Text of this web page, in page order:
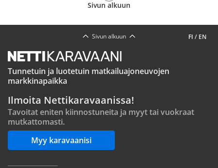
Sivun alkuun
FI / EN
Sivun alkuun
Tunnetuin ja luotetuin matkailuajoneuvojen
markkinapaikka
Ilmoita Nettikaravaanissa!
Tavoitat eniten kiinnostuneita ja myyt tai vuokraat
mutkattomasti.
Myy karavaanisi